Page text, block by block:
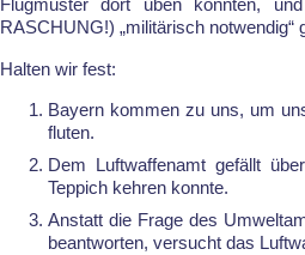
Flugmuster dort üben könnten,
RASCHUNG!) „militärisch notwendig“
Halten wir fest:
Bayern kommen zu uns, um
fluten.
Dem Luftwaffenamt gefällt
Teppich kehren konnte.
Anstatt die Frage des
beantworten, versucht das